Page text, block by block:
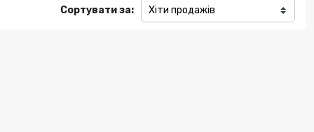
Сортувати за: Хіти продажів